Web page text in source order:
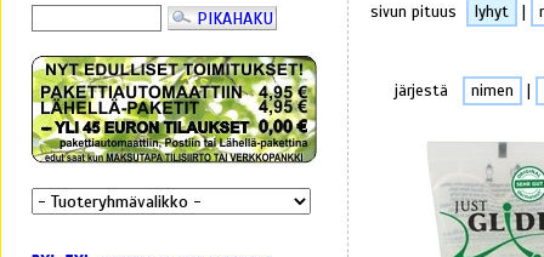
sivun pituus lyhyt
järjestä nimen